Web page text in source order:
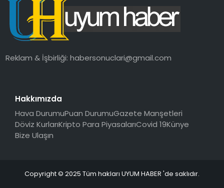
Reklam & İşbirliği:habersonuclari@gmail.com
Hakkımızda
Hava DurumuPuan DurumuGazete Manşetleri
Döviz KurlarıKripto Para PiyasalarıCovid 19Künye
Bize Ulaşın
Copyright © 2025 Tüm hakları UYUM HABER 'de saklıdır.